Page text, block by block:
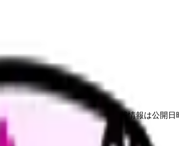
わせ導線を設置しています。掲載情報は公開